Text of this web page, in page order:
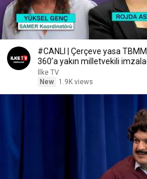
#CANLI | Çerçeve yasa TBMM
360’a yakın milletvekili
İlke TV
New
1.9K views